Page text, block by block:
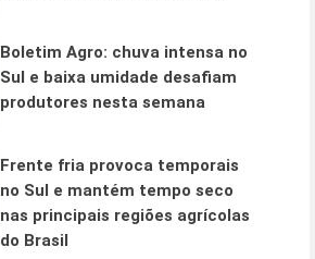
Boletim Agro: chuva intensa no
Sul e baixa umidade desafiam
produtores nesta semana
Frente fria provoca temporais
no Sul e mantém tempo seco
nas principais regiões agrícolas
do Brasil